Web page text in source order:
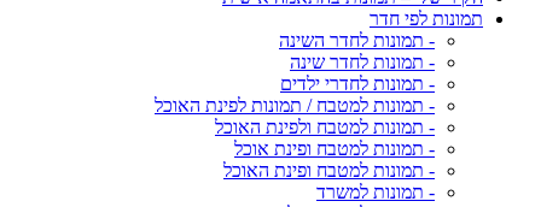
תמונות לפי חדר
- תמונות לחדר השינה
- תמונות לחדר שינה
- תמונות לחדרי ילדים
- תמונות למטבח / תמונות לפינת האוכל
- תמונות למטבח ולפינת האוכל
- תמונות למטבח ופינת אוכל
- תמונות למטבח ופינת האוכל
- תמונות למשרד